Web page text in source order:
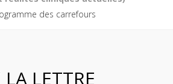
des carrefours
LA LETTRE